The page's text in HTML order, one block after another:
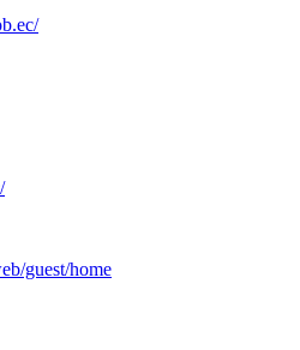
guest/home